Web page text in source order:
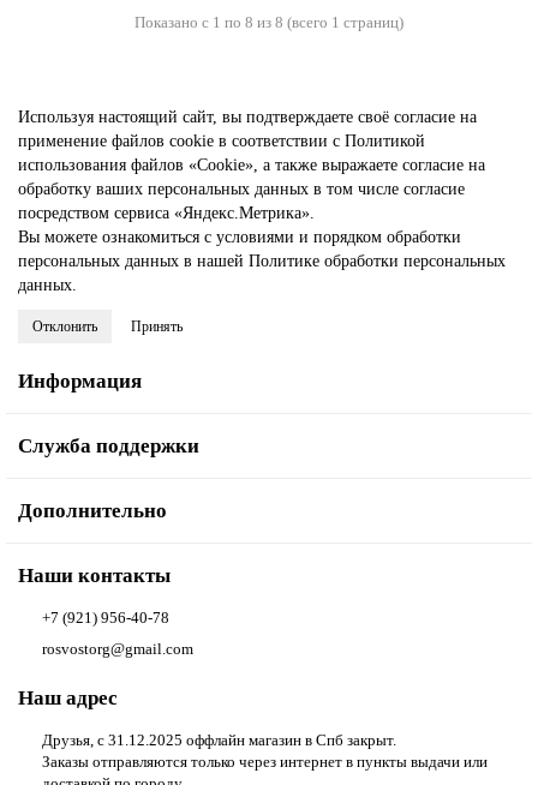
Показано с 1 по 8 из 8 (всего 1 страниц)
Используя настоящий сайт, вы подтверждаете своё согласие на
применение файлов cookie в соответствии с Политикой
использования файлов «Cookie», а также выражаете согласие на
обработку ваших персональных данных в том числе согласие
посредством сервиса «Яндекс.Метрика».
Вы можете ознакомиться с условиями и порядком обработки
персональных данных в нашей Политике обработки персональных
данных.
Отклонить Принять
Информация
Служба поддержки
Дополнительно
Наши контакты
+7 (921) 956-40-78
rosvostorg@gmail.com
Наш адрес
Друзья, с 31.12.2025 оффлайн магазин в Спб закрыт.
Заказы отправляются только через интернет в пункты выдачи или